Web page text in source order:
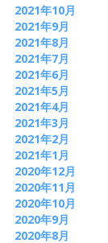
2021年10月
2021年9月
2021年8月
2021年7月
2021年6月
2021年5月
2021年4月
2021年3月
2021年2月
2021年1月
2020年12月
2020年11月
2020年10月
2020年9月
2020年8月